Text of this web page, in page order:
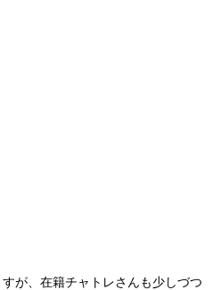
が、在籍チャトレさんも少しづつ